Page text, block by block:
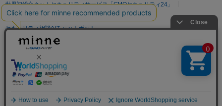
世界初総合ネットセキュリティサービス「GMOセキュリティ24」
パスワード漏洩診断
Webサイトリスク診断
セキュリティ相談AIチャットボット
実在証明・盗聴対策
サイバー攻撃対策（GMO Flatt Security）
セキュリティ事業の軌跡